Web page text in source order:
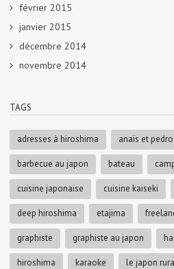
février 2015
janvier 2015
décembre 2014
novembre 2014
TAGS
adresses à hiroshima anaïs et pedro
barbecue au japon bateau
cuisine japonaise cuisine kaiseki
deep hiroshima etajima
graphiste graphiste au japon
hiroshima karaoke le japon